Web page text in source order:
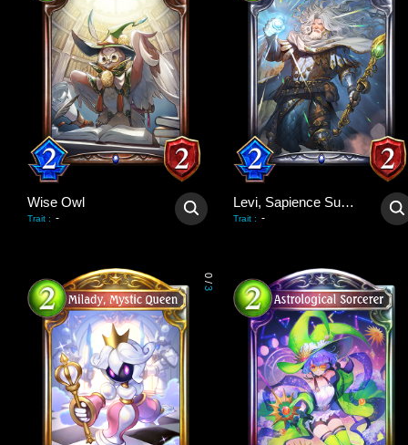
Wise Owl
Trait : -
Levi, Sapience Supreme
Trait : -
0
/
3